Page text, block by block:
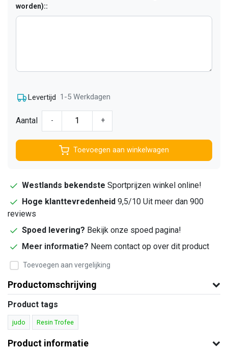
worden)::
Levertijd 1-5 Werkdagen
Aantal - +
Toevoegen aan winkelwagen
Westlands bekendste Sportprijzen winkel online!
Hoge klanttevredenheid 9,5/10 Uit meer dan 900
reviews
Spoed levering? Bekijk onze spoed pagina!
Meer informatie? Neem contact op over dit product
Toevoegen aan vergelijking
Productomschrijving
Product tags
judo Resin Trofee
Product informatie